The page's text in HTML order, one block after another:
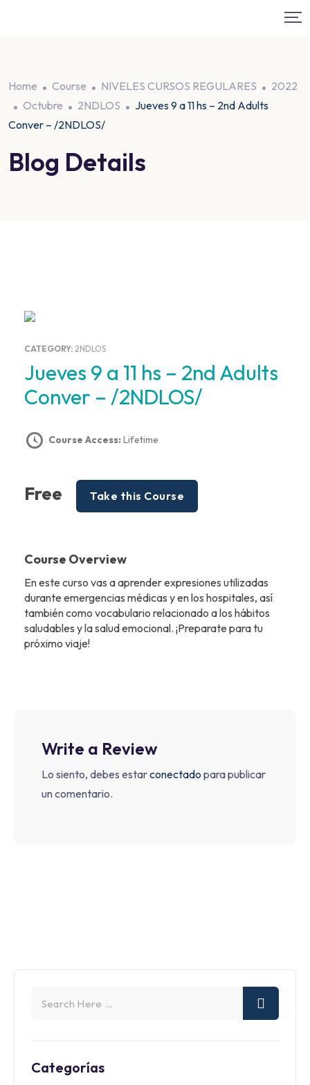
Home Course NIVELES CURSOS REGULARES
2022
Octubre
2NDLOS
Jueves 9 a 11 hs – 2nd Adults
Conver – /2NDLOS/
Blog Details
CATEGORY: 2NDLOS
Jueves 9 a 11 hs – 2nd Adults
Conver – /2NDLOS/
Course Access: Lifetime
Free Take this Course
Course Overview
En este curso vas a aprender expresiones utilizadas
durante emergencias médicas y en los hospitales, así
también como vocabulario relacionado a los hábitos
saludables y la salud emocional. ¡Preparate para tu
próximo viaje!
Write a Review
Lo siento, debes estarconectado para publicar
un comentario.
Categorías